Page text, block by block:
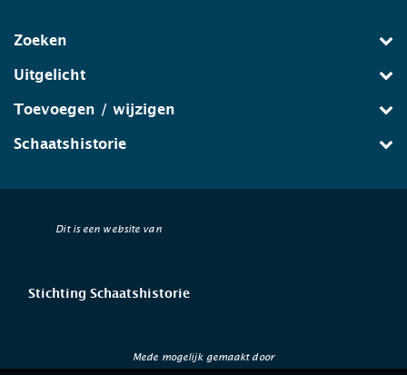
Zoeken
Uitgelicht
Toevoegen / wijzigen
Schaatshistorie
Dit is een website van
Stichting Schaatshistorie
Mede mogelijk gemaakt door